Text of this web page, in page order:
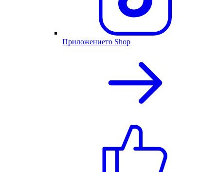
Приложението Shop